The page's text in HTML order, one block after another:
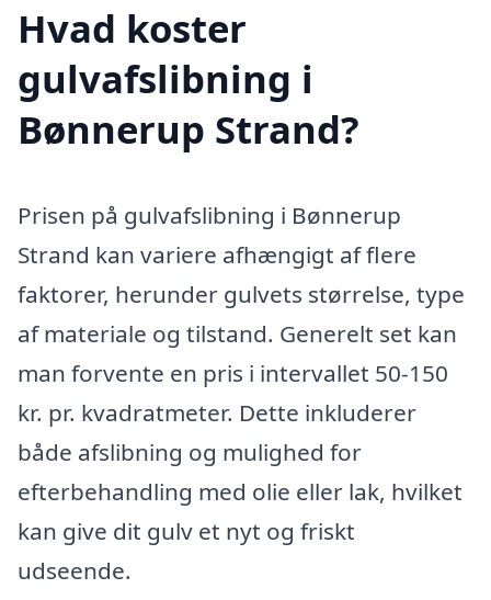
Hvad koster
gulvafslibning i
Bønnerup Strand?
Prisen på gulvafslibning i Bønnerup
Strand kan variere afhængigt af flere
faktorer, herunder gulvets størrelse, type
af materiale og tilstand. Generelt set kan
man forvente en pris i intervallet 50-150
kr. pr. kvadratmeter. Dette inkluderer
både afslibning og mulighed for
efterbehandling med olie eller lak, hvilket
kan give dit gulv et nyt og friskt
udseende.